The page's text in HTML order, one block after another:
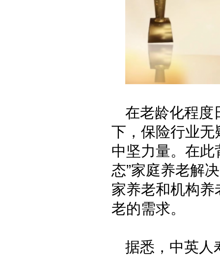
在老龄化程度
下，保险行业无
中坚力量。在此
态”家庭养老解
家养老和机构养
老的需求。
据悉，中英人